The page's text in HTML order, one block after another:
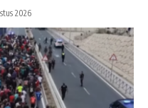
2026